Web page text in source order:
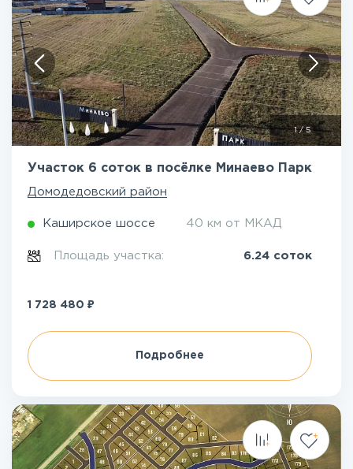
1/5
Участок 6 соток в посёлке Минаево Парк
Домодедовский район
Каширское шоссе 40 км от МКАД
Площадь участка: 6.24 соток
1 728 480 ₽
Подробнее